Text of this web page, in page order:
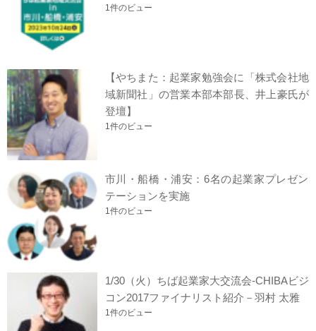
1件のビュー
【やちまた：起業家勉強会に「株式会社地
域新聞社」の営業本部本部長、井上豪氏が
登壇】
1件のビュー
市川・船橋・浦安：6名の起業家プレゼン
テーションを実施
1件のビュー
1/30（火）ちば起業家大交流会-CHIBAビジ
コン2017ファイナリスト紹介－羽村 太雅
1件のビュー